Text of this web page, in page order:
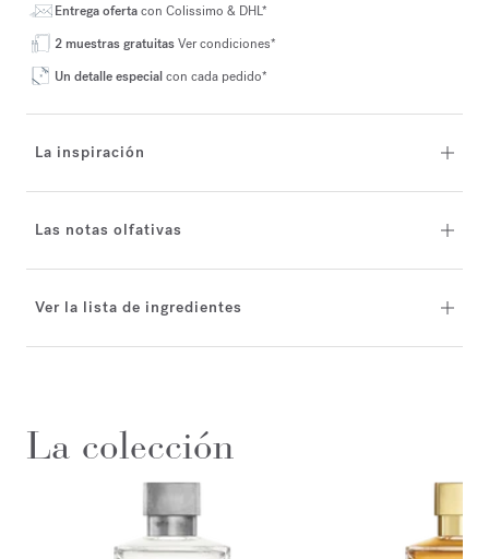
Entrega ofertacon Colissimo & DHL*
2 muestras gratuitasVer condiciones*
Un detalle especialcon cada pedido*
La inspiración
Las notas olfativas
Ver la lista de ingredientes
La colección